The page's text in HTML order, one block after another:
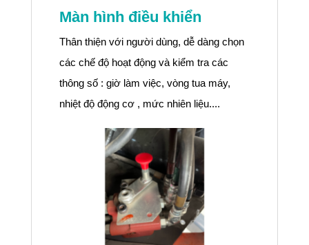
Màn hình điều khiển
Thân thiện với người dùng, dễ dàng chọn
các chế độ hoạt động và kiểm tra các
thông số : giờ làm việc, vòng tua máy,
nhiệt độ động cơ , mức nhiên liệu....